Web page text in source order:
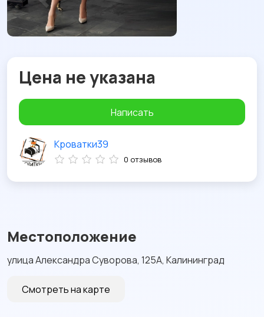
Местоположение
улица Александра Суворова, 125А, Калининград
Смотреть на карте
Цена не указана
Написать
Кроватки39
0 отзывов